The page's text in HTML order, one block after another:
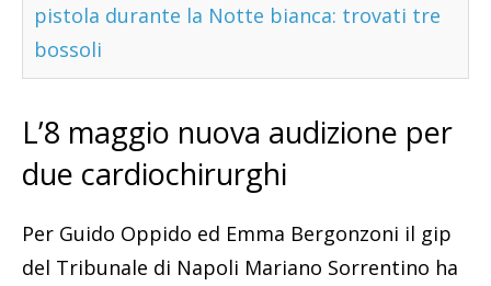
pistola durante la Notte bianca: trovati tre
bossoli
L’8 maggio nuova audizione per
due cardiochirurghi
Per Guido Oppido ed Emma Bergonzoni il gip
del Tribunale di Napoli Mariano Sorrentino ha